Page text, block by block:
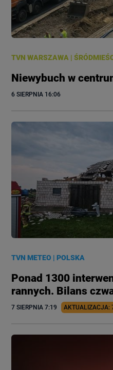
TVN WARSZAWA |
Niewybuch w
6 SIERPNIA 16:06
TVN METEO |POLSKA
Ponad 1300
rannych. Bilans
7 SIERPNIA 7:19 AKTUALIZACJA: